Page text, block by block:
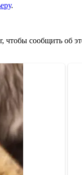
.
чтобы сообщить об